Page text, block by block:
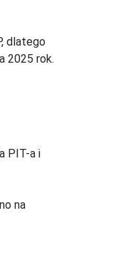
dlatego
2025 rok.
PIT-a i
na